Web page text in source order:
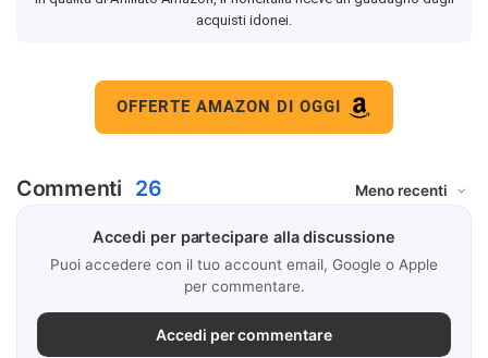
acquisti idonei.
OFFERTE AMAZON DI OGGI
Commenti 26
Accedi per partecipare alla discussione
Puoi accedere con il tuo account email, Google o Apple
per commentare.
Accedi per commentare